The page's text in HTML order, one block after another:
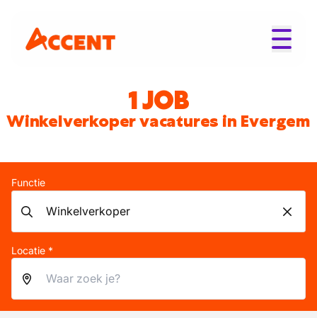
1 JOB
Winkelverkoper vacatures in Evergem
Functie
Locatie *